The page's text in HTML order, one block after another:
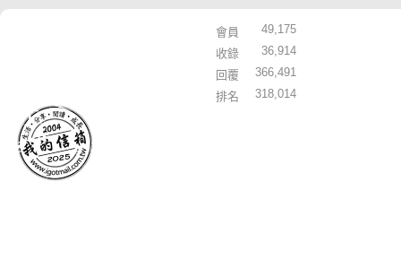
會員
49,175
收錄
36,914
回覆
366,491
排名
318,014